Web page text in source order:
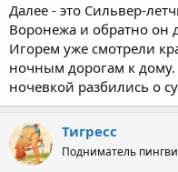
Далее - это Сильвер-
Воронежа и обратно он
Игорем уже смотрели
ночным дорогам к дому.
ночевкой разбились о
Тигресс
Подниматель